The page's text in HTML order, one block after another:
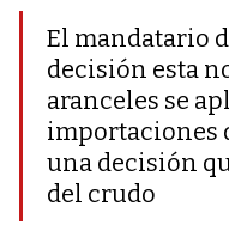
El mandatario
decisión esta
aranceles se
importaciones
una decisión
del crudo